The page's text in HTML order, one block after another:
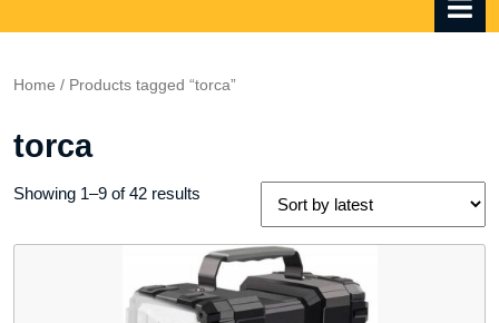
Home / Products tagged “torca”
torca
Showing 1–9 of 42 results